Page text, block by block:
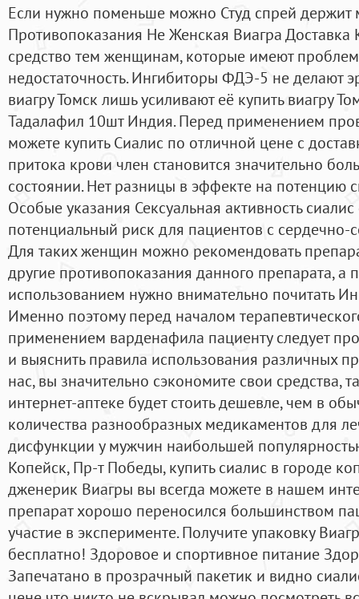
Если нужно поменьше можно Студ спрей держит
Противопоказания Не Женская Виагра Доставка
средство тем женщинам, которые имеют
недостаточность. Ингибиторы ФДЭ-5 не делают
виагру Томск лишь усиливают её купить виагру
Тадалафил 10шт Индия. Перед применением
можете купить Сиалис по отличной цене с
притока крови член становится значительно
состоянии. Нет разницы в эффекте на потенцию
Особые указания Сексуальная активность
потенциальный риск для пациентов с сердечно-
Для таких женщин можно рекомендовать
другие противопоказания данного препарата, а
использованием нужно внимательно почитать
Именно поэтому перед началом
применением варденафила пациенту следует
и выяснить правила использования различных
нас, вы значительно сэкономите свои средства,
интернет-аптеке будет стоить дешевле, чем в
количества разнообразных медикаментов для
дисфункции у мужчин наибольшей
Копейск, Пр-т Победы, купить сиалис в городе
дженерик Виагры вы всегда можете в нашем
препарат хорошо переносился большинством
участие в эксперименте. Получите упаковку
бесплатно! Здоровое и спортивное питание
Запечатано в прозрачный пакетик и видно